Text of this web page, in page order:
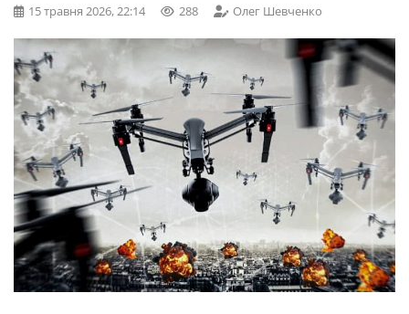
15 травня 2026, 22:14 288 Олег Шевченко